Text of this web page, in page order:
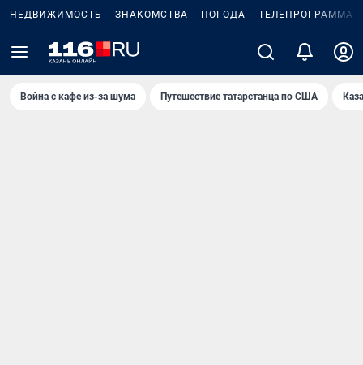
НЕДВИЖИМОСТЬ ЗНАКОМСТВА ПОГОДА ТЕЛЕПРОГРАММА
Война с кафе из-за шума Путешествие татарстанца по США